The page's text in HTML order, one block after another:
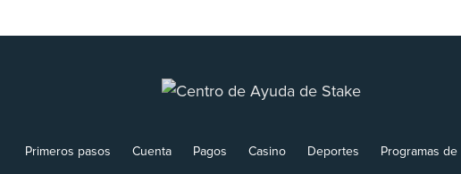
Primeros pasos Cuenta Pagos Casino Deportes Programas de